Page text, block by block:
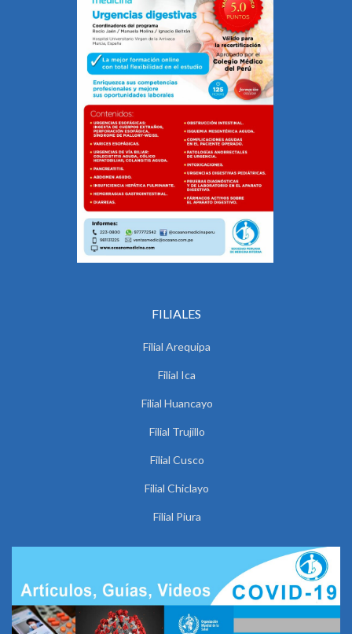
FILIALES
Filial Arequipa
Filial Ica
Filial Huancayo
Filial Trujillo
Filial Cusco
Filial Chiclayo
Filial Piura